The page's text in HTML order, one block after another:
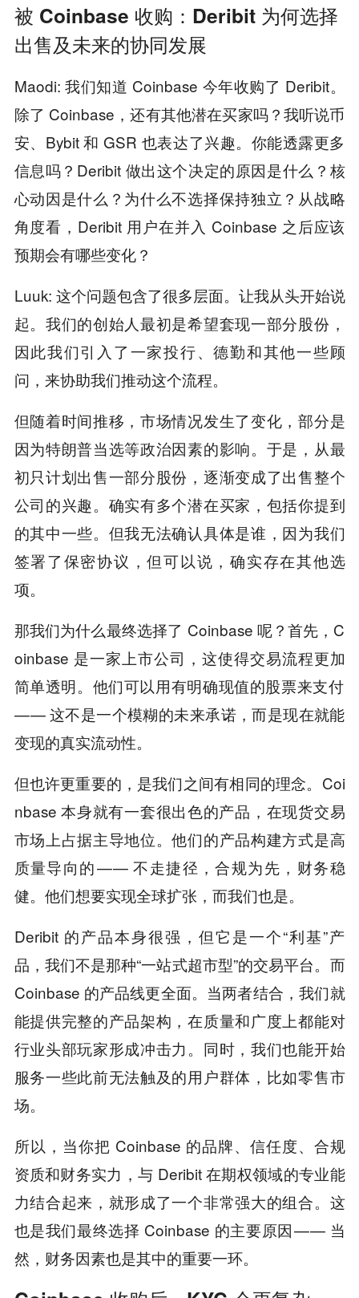
被 Coinbase 收购：Deribit 为何选择
出售及未来的协同发展
Maodi: 我们知道 Coinbase 今年收购了 Deribit。
除了 Coinbase，还有其他潜在买家吗？我听说币
安、Bybit 和 GSR 也表达了兴趣。你能透露更多
信息吗？Deribit 做出这个决定的原因是什么？核
心动因是什么？为什么不选择保持独立？从战略
角度看，Deribit 用户在并入 Coinbase 之后应该
预期会有哪些变化？
Luuk: 这个问题包含了很多层面。让我从头开始说
起。我们的创始人最初是希望套现一部分股份，
因此我们引入了一家投行、德勤和其他一些顾
问，来协助我们推动这个流程。
但随着时间推移，市场情况发生了变化，部分是
因为特朗普当选等政治因素的影响。于是，从最
初只计划出售一部分股份，逐渐变成了出售整个
公司的兴趣。确实有多个潜在买家，包括你提到
的其中一些。但我无法确认具体是谁，因为我们
签署了保密协议，但可以说，确实存在其他选
项。
那我们为什么最终选择了 Coinbase 呢？首先，C
oinbase 是一家上市公司，这使得交易流程更加
简单透明。他们可以用有明确现值的股票来支付
— — 这不是一个模糊的未来承诺，而是现在就能
变现的真实流动性。
但也许更重要的，是我们之间有相同的理念。Coi
nbase 本身就有一套很出色的产品，在现货交易
市场上占据主导地位。他们的产品构建方式是高
质量导向的 — — 不走捷径，合规为先，财务稳
健。他们想要实现全球扩张，而我们也是。
Deribit 的产品本身很强，但它是一个“利基”产
品，我们不是那种“一站式超市型”的交易平台。而
Coinbase 的产品线更全面。当两者结合，我们就
能提供完整的产品架构，在质量和广度上都能对
行业头部玩家形成冲击力。同时，我们也能开始
服务一些此前无法触及的用户群体，比如零售市
场。
所以，当你把 Coinbase 的品牌、信任度、合规
资质和财务实力，与 Deribit 在期权领域的专业能
力结合起来，就形成了一个非常强大的组合。这
也是我们最终选择 Coinbase 的主要原因 — — 当
然，财务因素也是其中的重要一环。